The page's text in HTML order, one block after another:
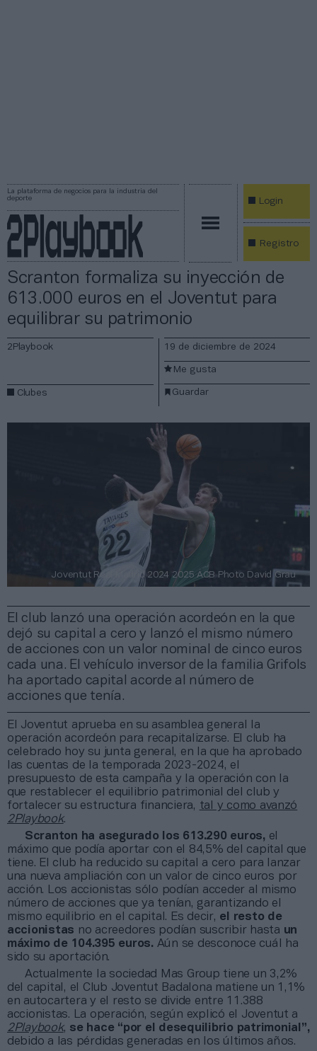
La plataforma de negocios para la industria del
deporte
Login
Registro
Scranton formaliza su inyección de
613.000 euros en el Joventut para
equilibrar su patrimonio
El club lanzó una operación acordeón en la que
dejó su capital a cero y lanzó el mismo número
de acciones con un valor nominal de cinco euros
cada una. El vehículo inversor de la familia Grifols
ha aportado capital acorde al número de
acciones que tenía.
Joventut Real Madrid 2024 2025 ACB Photo David Grau
2Playbook
Clubes
19 de diciembre de 2024
Guardar
Me gusta
El Joventut aprueba en su asamblea general la
operación acordeón para recapitalizarse. El club ha
celebrado hoy su junta general, en la que ha aprobado
las cuentas de la temporada 2023-2024, el
presupuesto de esta campaña y la operación con la
que restablecer el equilibrio patrimonial del club y
fortalecer su estructura financiera, tal y como avanzó
2Playbook.
Scranton ha asegurado los 613.290 euros, el
máximo que podía aportar con el 84,5% del capital que
tiene. El club ha reducido su capital a cero para lanzar
una nueva ampliación con un valor de cinco euros por
acción. Los accionistas sólo podían acceder al mismo
número de acciones que ya tenían, garantizando el
mismo equilibrio en el capital. Es decir, el resto de
accionistas no acreedores podían suscribir hasta un
máximo de 104.395 euros. Aún se desconoce cuál ha
sido su aportación.
Actualmente la sociedad Mas Group tiene un 3,2%
del capital, el Club Joventut Badalona matiene un 1,1%
en autocartera y el resto se divide entre 11.388
accionistas. La operación, según explicó el Joventut a
2Playbook, se hace “por el desequilibrio patrimonial”,
debido a las pérdidas generadas en los últimos años.